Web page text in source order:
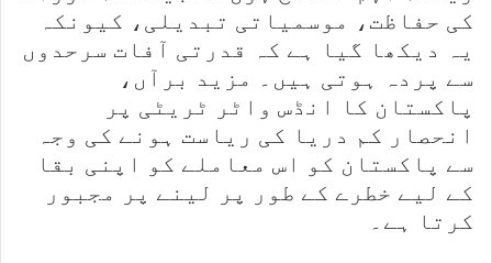
کی حفاظت، موسمیاتی تبدیلی، کیونکہ
یہ دیکھا گیا ہے کہ قدرتی آفات سرحدوں
سے پردہ ہوتی ہیں۔ مزید برآں،
پاکستان کا انڈس واٹر ٹریٹی پر
انحصار کم دریا کی ریاست ہونے کی وجہ
سے پاکستان کو اس معاملے کو اپنی بقا
کے لیے خطرے کے طور پر لینے پر مجبور
کرتا ہے۔